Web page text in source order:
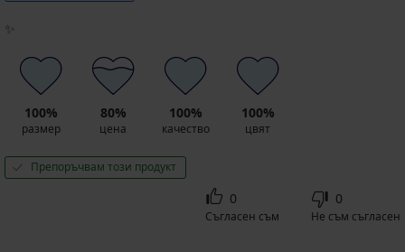
✨
100%
размер
80%
цена
100%
качество
100%
цвят
Препоръчвам този продукт
0
Съгласен съм
0
Не съм съгласен